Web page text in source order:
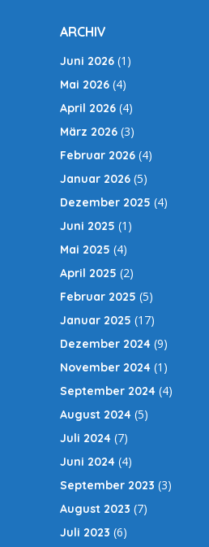
ARCHIV
Juni 2026 (1)
Mai 2026 (4)
April 2026 (4)
März 2026 (3)
Februar 2026 (4)
Januar 2026 (5)
Dezember 2025 (4)
Juni 2025 (1)
Mai 2025 (4)
April 2025 (2)
Februar 2025 (5)
Januar 2025 (17)
Dezember 2024 (9)
November 2024 (1)
September 2024 (4)
August 2024 (5)
Juli 2024 (7)
Juni 2024 (4)
September 2023 (3)
August 2023 (7)
Juli 2023 (6)